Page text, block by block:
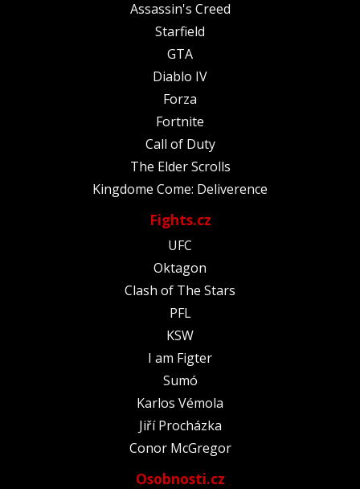
Assassin's Creed
Starfield
GTA
Diablo IV
Forza
Fortnite
Call of Duty
The Elder Scrolls
Kingdome Come: Deliverence
Fights.cz
UFC
Oktagon
Clash of The Stars
PFL
KSW
I am Figter
Sumó
Karlos Vémola
Jiří Procházka
Conor McGregor
Osobnosti.cz